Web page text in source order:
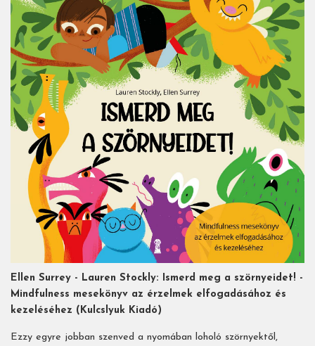
Ellen Surrey - Lauren Stockly: Ismerd meg a szörnyeidet! -
Mindfulness mesekönyv az érzelmek elfogadásához és
kezeléséhez (Kulcslyuk Kiadó)
Ezzy egyre jobban szenved a nyomában loholó szörnyektől,